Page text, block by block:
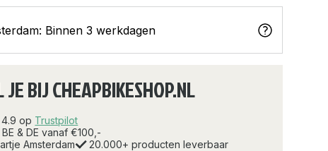
Binnen 3 werkdagen
BIJ CHEAPBIKESHOP.NL
op Trustpilot
& DE vanaf €100,-
Amsterdam
20.000+ producten leverbaar